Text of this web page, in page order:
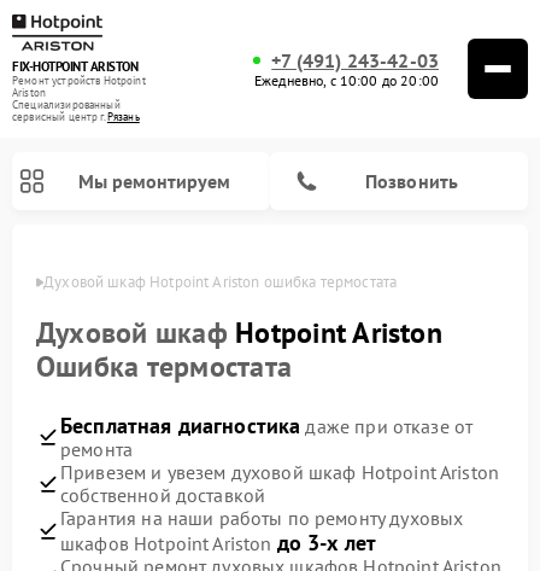
FIX-HOTPOINT ARISTON
Ремонт устройств Hotpoint
Ariston
Специализированный
cервисный центр г.Рязань
+7 (491) 243-42-03
Ежедневно, с 10:00 до 20:00
Мы ремонтируем Позвонить
Духовой шкаф Hotpoint Ariston ошибка термостата
Духовой шкаф Hotpoint Ariston
Ошибка термостата
Бесплатная диагностика даже при отказе от
ремонта
Привезем и увезем духовой шкаф Hotpoint Ariston
собственной доставкой
Гарантия на наши работы по ремонту духовых
шкафов Hotpoint Ariston до 3-х лет
Срочный ремонт духовых шкафов Hotpoint Ariston